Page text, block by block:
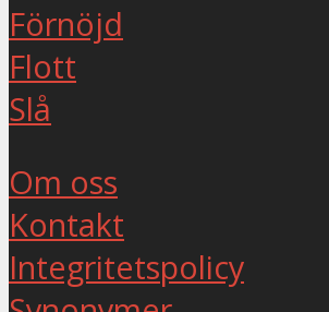
Förnöjd
Flott
Slå
Om oss
Kontakt
Integritetspolicy